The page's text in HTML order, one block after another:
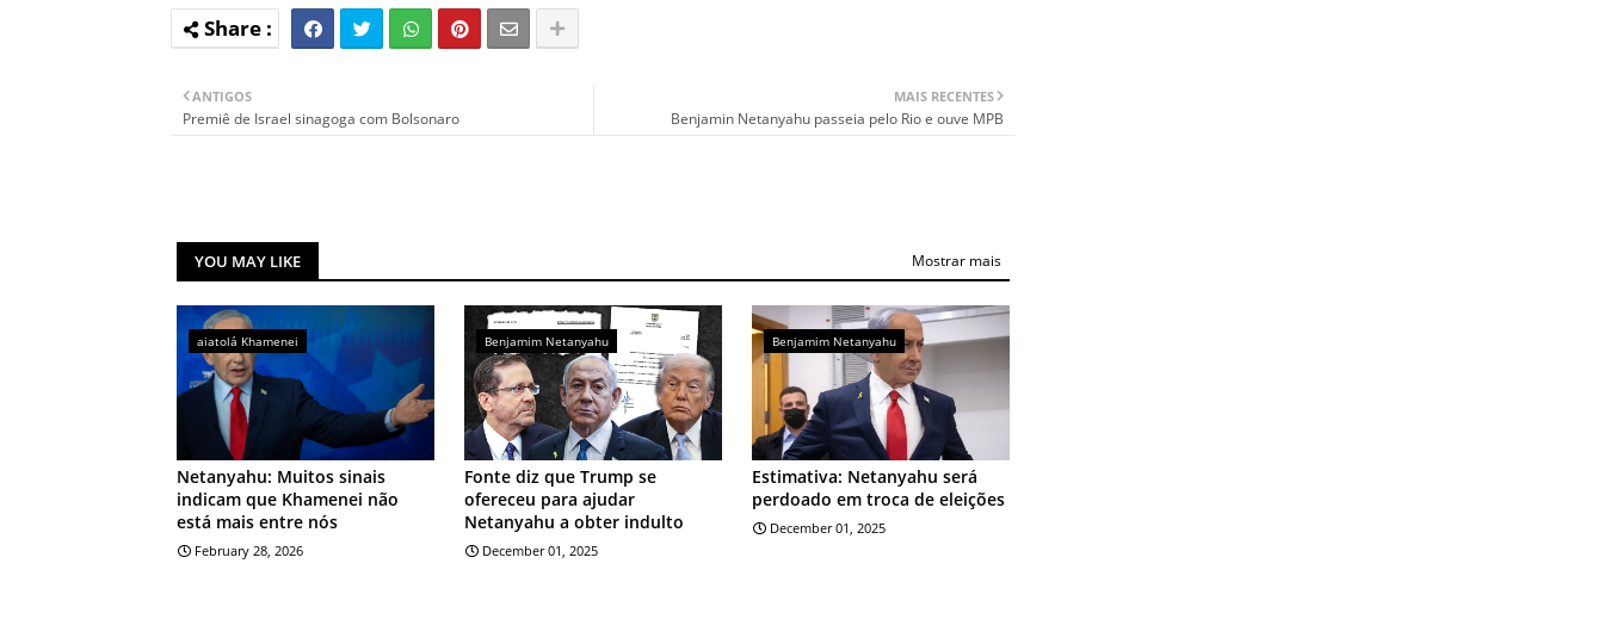
MAIS RECENTES
Benjamin Netanyahu passeia pelo Rio e ouve MPB
ANTIGOS
Premiê de Israel sinagoga com Bolsonaro
YOU MAY LIKE Mostrar mais
aiatolá Khamenei
Netanyahu: Muitos sinais
indicam que Khamenei não
está mais entre nós
February 28, 2026
Benjamim Netanyahu
Fonte diz que Trump se
ofereceu para ajudar
Netanyahu a obter indulto
December 01, 2025
Benjamim Netanyahu
Estimativa: Netanyahu será
perdoado em troca de eleições
December 01, 2025